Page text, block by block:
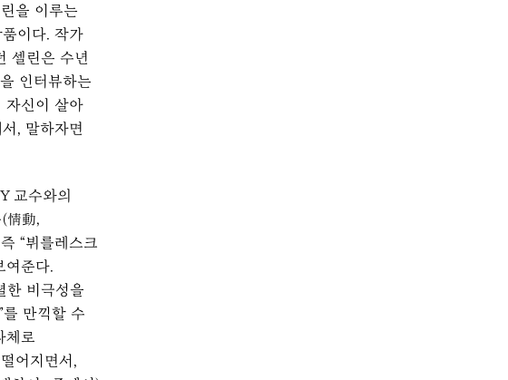
을 이루는
이다. 작가
셀린은 수년
인터뷰하는
자신이 살아
, 말하자면
교수와의
情動,
“뷔를레스크
여준다.
한 비극성을
를 만끽할 수
체로
어지면서,